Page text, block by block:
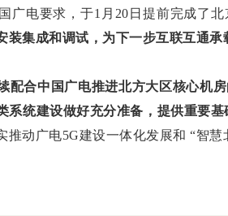
广电要求，于1月20日提前完成了
装集成和调试，为下一步互联互通
配合中国广电推进北方大区核心机
系统建设做好充分准备，提供重要
推动广电5G建设一体化发展和 “智慧